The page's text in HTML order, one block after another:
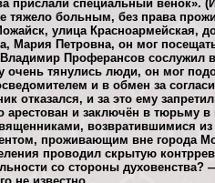
прислали специальный венок».
тяжело больным, без права
улица Красноармейская,
Мария Петровна, он мог
Проферансов сослужил
тянулись люди, он мог
и в обмен за
отказался, и за это ему
и заключён в тюрьму
возвратившимися
проживающим вне города
проводил скрытую
со стороны духовенства?